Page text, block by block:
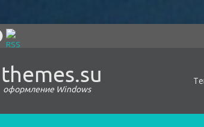
themes.su
оформление Windows